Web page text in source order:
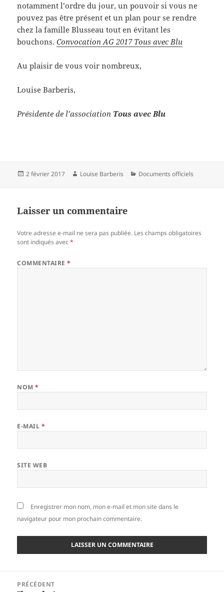
notamment l’ordre du jour, un pouvoir si vous ne
pouvez pas être présent et un plan pour se rendre
chez la famille Blusseau tout en évitant les
bouchons.Convocation AG 2017 Tous avec Blu
Au plaisir de vous voir nombreux,
Louise Barberis,
Présidente de l’association Tous avec Blu
Publié
2 février 2017 Auteur
Louise Barberis Catégories
Documents officiels
Laisser un commentaire
Votre adresse e-mail ne sera pas publiée. Les champs obligatoires
sont indiqués avec*
COMMENTAIRE*
NOM*
E-MAIL *
SITE WEB
Enregistrer mon nom, mon e-mail et mon site dans le
navigateur pour mon prochain commentaire.
PRÉCÉDENT